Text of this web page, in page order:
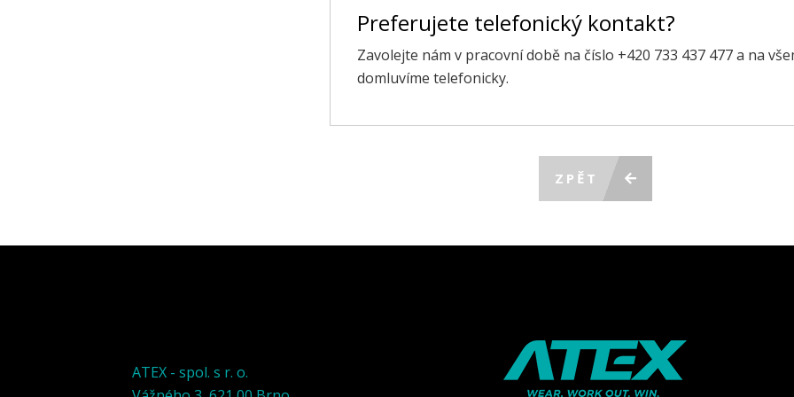
Preferujete telefonický kontakt?
Zavolejte nám v pracovní době na číslo +420 733 437 477 a na
domluvíme telefonicky.
ZPĚT
ATEX - spol. s r. o.